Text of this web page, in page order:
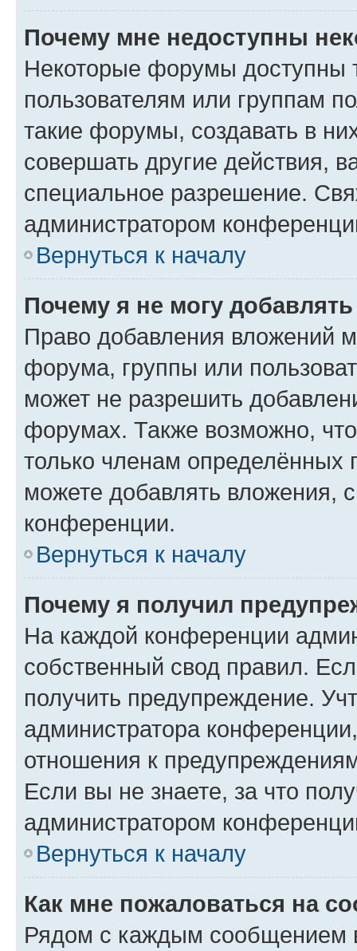
Почему мне недоступны
Некоторые форумы доступны
пользователям или группам
такие форумы, создавать в
совершать другие действия,
специальное разрешение.
администратором
Вернуться к началу
Почему я не могу
Право добавления вложений
форума, группы или
может не разрешить
форумах. Также возможно,
только членам определённых
можете добавлять вложения,
конференции.
Вернуться к началу
Почему я получил
На каждой конференции
собственный свод правил.
получить предупреждение.
администратора
отношения к
Если вы не знаете, за что
администратором
Вернуться к началу
Как мне пожаловаться на
Рядом с каждым сообщением